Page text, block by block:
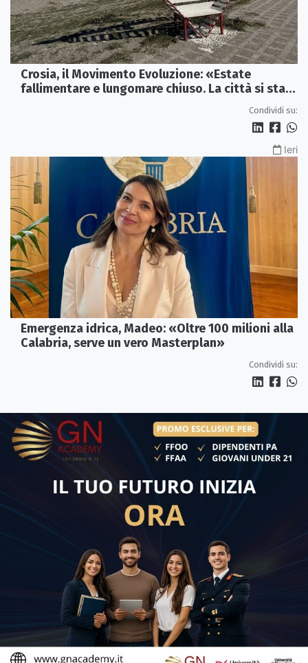
Crosia, il Movimento Evoluzione: «Estate
fallimentare e lungomare chiuso. La città si sta
Condividi su:
Ieri
Emergenza idrica, Madeo: «Oltre 100 milioni alla
Calabria, serve un vero Masterplan»
Condividi su: